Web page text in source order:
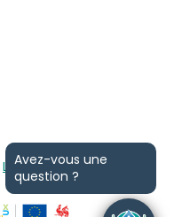
Losfeld etWebiome
Avez-vous une
question ?